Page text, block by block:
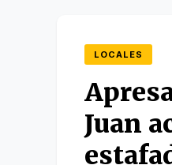
LOCALES
Juan